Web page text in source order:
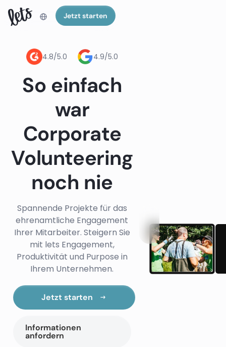
Jetzt starten
4.8/5.0 4.9/5.0
So einfach
war
Corporate
Volunteering
noch nie
Spannende Projekte für das
ehrenamtliche Engagement
Ihrer Mitarbeiter. Steigern Sie
mit lets Engagement,
Produktivität und Purpose in
Ihrem Unternehmen.
Jetzt starten
Informationen
anfordern